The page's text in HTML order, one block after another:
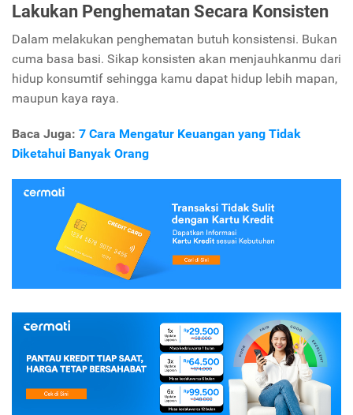
Lakukan Penghematan Secara Konsisten
Dalam melakukan penghematan butuh konsistensi. Bukan
cuma basa basi. Sikap konsisten akan menjauhkanmu dari
hidup konsumtif sehingga kamu dapat hidup lebih mapan,
maupun kaya raya.
Baca Juga: 7 Cara Mengatur Keuangan yang Tidak
Diketahui Banyak Orang